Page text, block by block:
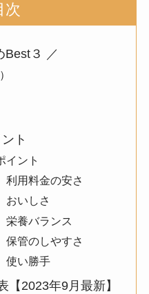
次
Best３ ／
ト
イント
用料金の安さ
いしさ
養バランス
管のしやすさ
使い勝手
【2023年9月最新】